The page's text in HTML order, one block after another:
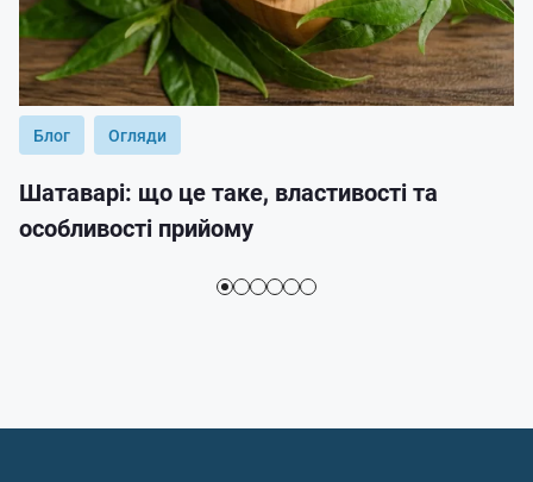
Блог Огляди
Шатаварі: що це таке, властивості та
особливості прийому